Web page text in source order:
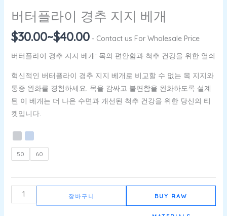
버터플라이 경추 지지 베개
$30.00~$40.00 - Contact us For Wholesale Price
버터플라이 경추 지지 베개: 목의 편안함과 척추 건강을 위한 열쇠
혁신적인 버터플라이 경추 지지 베개로 비교할 수 없는 목 지지와
통증 완화를 경험하세요. 목을 감싸고 불편함을 완화하도록 설계
된 이 베개는 더 나은 수면과 개선된 척추 건강을 위한 당신의 티
켓입니다.
50 60
장바구니 BUY RAW